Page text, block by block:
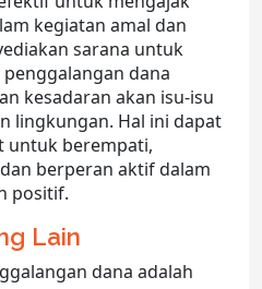
kegiatan amal dan
sarana untuk
dana
kesadaran akan isu-isu
lingkungan. Hal ini dapat
untuk berempati,
berperan aktif dalam
positif.
Lain
dana adalah